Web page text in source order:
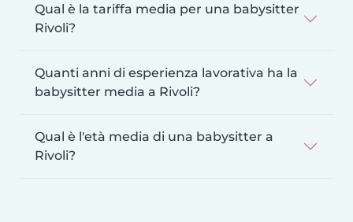
Qual è la tariffa media per una babysitter
Rivoli?
Quanti anni di esperienza lavorativa ha la
babysitter media a Rivoli?
Qual è l'età media di una babysitter a
Rivoli?